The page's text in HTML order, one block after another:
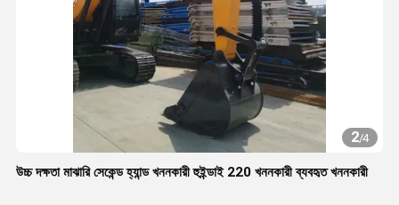
2/4
উচ্চ দক্ষতা মাঝারি সেকেন্ড হ্যান্ড খননকারী হুইন্ডাই 220 খননকারী ব্যবহৃত খননকারী